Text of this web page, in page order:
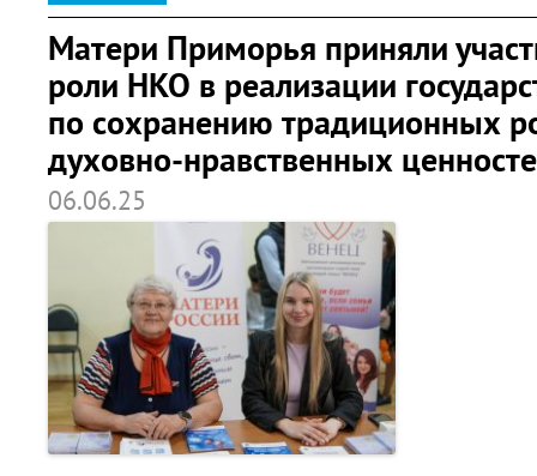
Матери Приморья приняли
роли НКО в реализации
по сохранению традиционных
духовно-нравственных
06.06.25